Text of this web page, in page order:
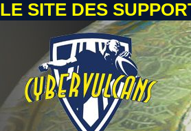
LE SITE DES